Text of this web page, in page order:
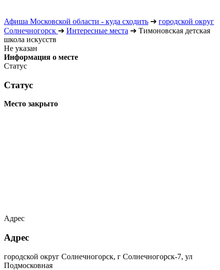
Афиша Московской области - куда сходить ➔ городской округ
Солнечногорск ➔ Интересные места ➔ Тимоновская детская
школа искусств
Не указан
Информация о месте
Статус
Статус
Место закрыто
Адрес
Адрес
городской округ Солнечногорск, г Солнечногорск-7, ул
Подмосковная